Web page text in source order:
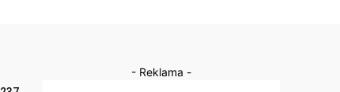
- Reklama -